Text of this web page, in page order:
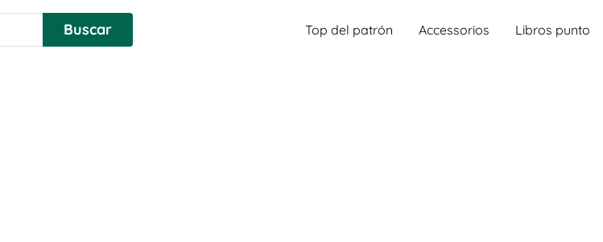
Top del patrón Accessorios Libros punto